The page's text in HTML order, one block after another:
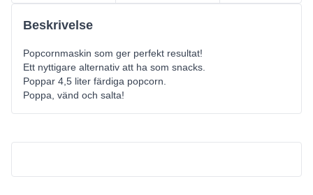
Beskrivelse
Popcornmaskin som ger perfekt resultat!
Ett nyttigare alternativ att ha som snacks.
Poppar 4,5 liter färdiga popcorn.
Poppa, vänd och salta!